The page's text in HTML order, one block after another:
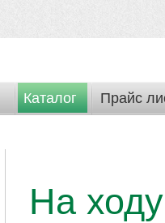
Каталог Прайс
На